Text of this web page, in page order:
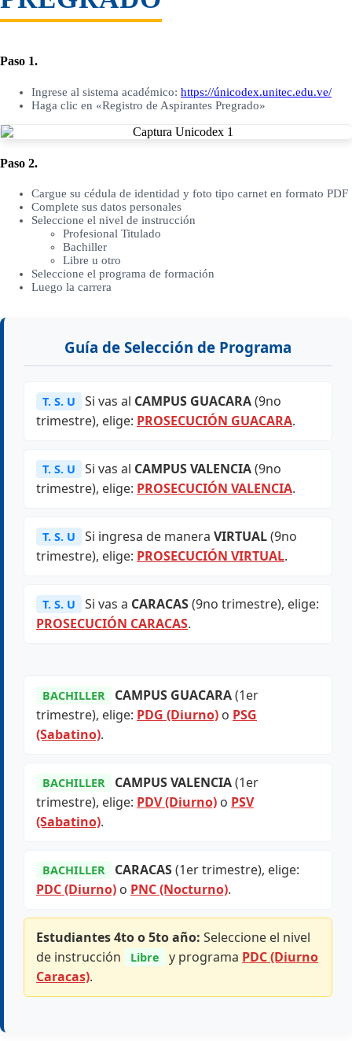
Paso 1.
Ingrese al sistema académico: https://únicodex.unitec.edu.ve/
Haga clic en «Registro de Aspirantes Pregrado»
Paso 2.
Cargue su cédula de identidad y foto tipo carnet en formato PDF
Complete sus datos personales
Seleccione el nivel de instrucción
Profesional Titulado
Bachiller
Libre u otro
Seleccione el programa de formación
Luego la carrera
Guía de Selección de Programa
T. S. U Si vas al CAMPUS GUACARA(9no
trimestre), elige: PROSECUCIÓN GUACARA.
T. S. U Si vas al CAMPUS VALENCIA(9no
trimestre), elige: PROSECUCIÓN VALENCIA.
T. S. U Si ingresa de manera VIRTUAL(9no
trimestre), elige: PROSECUCIÓN VIRTUAL.
T. S. U Si vas a CARACAS(9no trimestre), elige:
PROSECUCIÓN CARACAS.
BACHILLER CAMPUS GUACARA(1er
trimestre), elige: PDG (Diurno) o PSG
(Sabatino).
BACHILLER CAMPUS VALENCIA(1er
trimestre), elige: PDV (Diurno) o PSV
(Sabatino).
BACHILLER CARACAS(1er trimestre), elige:
PDC (Diurno) o PNC (Nocturno).
Estudiantes 4to o 5to año: Seleccione el nivel
de instrucción
Libre y programa PDC (Diurno
Caracas).